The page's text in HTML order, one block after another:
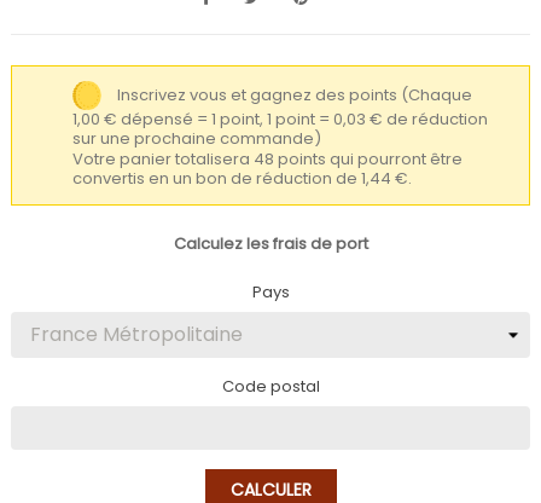
Inscrivez vous et gagnez des points (Chaque
1,00 € dépensé = 1 point, 1 point = 0,03 € de réduction
sur une prochaine commande)
Votre panier totalisera 48 points qui pourront être
convertis en un bon de réduction de 1,44 €.
Calculez les frais de port
Pays
Code postal
CALCULER